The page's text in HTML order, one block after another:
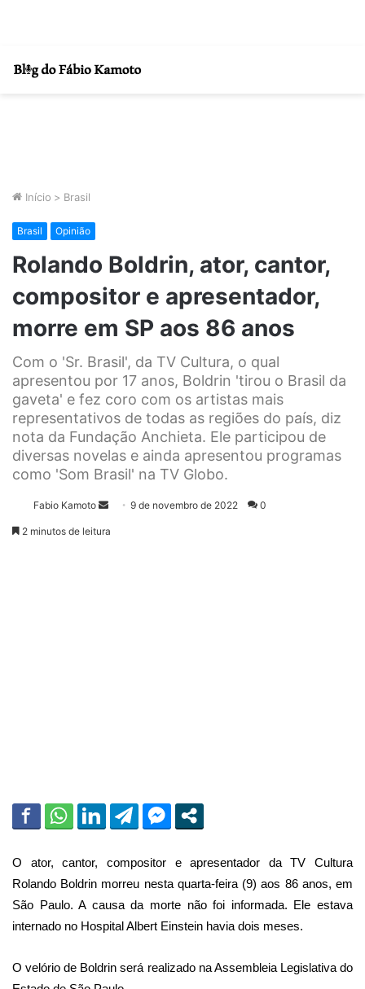
Início > Brasil
Brasil Opinião
Rolando Boldrin, ator, cantor,
compositor e apresentador,
morre em SP aos 86 anos
Com o 'Sr. Brasil', da TV Cultura, o qual
apresentou por 17 anos, Boldrin 'tirou o Brasil da
gaveta' e fez coro com os artistas mais
representativos de todas as regiões do país, diz
nota da Fundação Anchieta. Ele participou de
diversas novelas e ainda apresentou programas
como 'Som Brasil' na TV Globo.
Fabio Kamoto 9 de novembro de 2022 0
2 minutos de leitura
O ator, cantor, compositor e apresentador da TV Cultura
Rolando Boldrin morreu nesta quarta-feira (9) aos 86 anos, em
São Paulo. A causa da morte não foi informada. Ele estava
internado no Hospital Albert Einstein havia dois meses.
O velório de Boldrin será realizado na Assembleia Legislativa do